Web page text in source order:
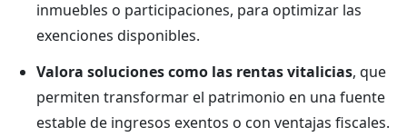
inmuebles o participaciones, para optimizar las
exenciones disponibles.
Valora soluciones como las rentas vitalicias, que
permiten transformar el patrimonio en una fuente
estable de ingresos exentos o con ventajas fiscales.